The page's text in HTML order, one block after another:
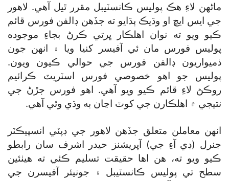
ماڻهن لاءِ هڪ پوليس ڪانسٽيبل مقرر ٿيل آهي. لاهور
جي ايس ايڇ او وڌيڪ ٻڌايو ته جڏهن ڊالفن فورس قائم
ڪيو ويو ته نوان اهلڪار ڀرتي ڪرڻ بجاءِ موجوده
پوليس فورس مان ئي آفيسر کنيا ويا ۽ انهن جون
ذميواريون ڊالفن فورس جي حوالي ڪيون ويون.
پوليس جو اهو خصوصي فورس اسٽريٽ ڪرائيم
روڪڻ لاءِ قائم ڪيو ويو آهي. اهو فورس جڙڻ جي
نتيجي ۾ اهلڪارن جي کوٽ اڃان به وڌي وئي آهي.
انهن معاملن متعلق جڏهن لاهور جي ڊپٽي انسپيڪٽر
جنرل (ڊي آءِ جي) آپريشنز حيدر اشرف سان رابطو
ڪيو ويو ته، هن اها حقيقت تسليم ڪئي ته هيٺئين
سطح تي پوليس ڪانسٽيبل ۽ جونيئر آفيسرن جي